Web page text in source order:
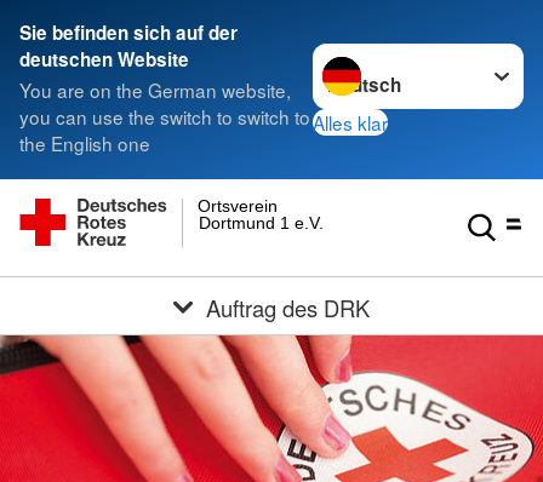
Sie befinden sich auf der
deutschen Website
You are on the German website,
you can use the switch to switch to
the English one
Sprache wechseln zu
Alles klar
Dortmund 1 e.V.
Ortsverein
Auftrag des DRK